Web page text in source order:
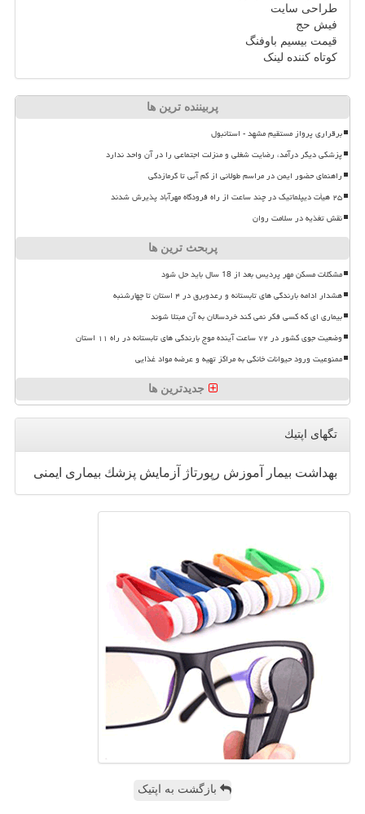
طراحی سایت
فیش حج
قیمت بیسیم باوفنگ
کوتاه کننده لینک
پربیننده ترین ها
برقراری پرواز مستقیم مشهد - استانبول
پزشکی دیگر درآمد، رضایت شغلی و منزلت اجتماعی را در آن واحد ندارد
راهنمای حضور ایمن در مراسم طولانی از کم آبی تا گرمازدگی
۲۵ هیأت دیپلماتیک در چند ساعت از راه فرودگاه مهرآباد پذیرش شدند
نقش تغذیه در سلامت روان
پربحث ترین ها
مشکلات مسکن مهر پردیس بعد از 18 سال باید حل شود
هشدار ادامه بارندگی های تابستانه و رعدوبرق در ۴ استان تا چهارشنبه
بیماری ای که کسی فکر نمی کند خردسالان به آن مبتلا شوند
وضعیت جوی کشور در ۷۲ ساعت آینده موج بارندگی های تابستانه در راه ۱۱ استان
ممنوعیت ورود حیوانات خانگی به مراکز تهیه و عرضه مواد غذایی
جدیدترین ها
تگهای اپتیك
بهداشت بیمار آموزش رپورتاژ آزمایش پزشك بیماری ایمنی
بازگشت به اپتیک